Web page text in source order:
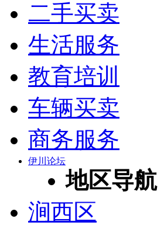
二手买卖
生活服务
教育培训
车辆买卖
商务服务
伊川论坛
地区导航
涧西区